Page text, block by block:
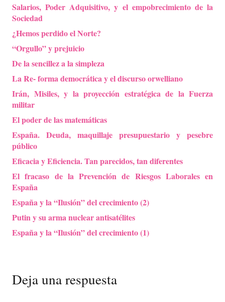
Salarios, Poder Adquisitivo, y el empobrecimiento de la
Sociedad
¿Hemos perdido el Norte?
“Orgullo” y prejuicio
De la sencillez a la simpleza
La Re- forma democrática y el discurso orwelliano
Irán, Misiles, y la proyección estratégica de la Fuerza
militar
El poder de las matemáticas
España. Deuda, maquillaje presupuestario y pesebre
público
Eficacia y Eficiencia. Tan parecidos, tan diferentes
El fracaso de la Prevención de Riesgos Laborales en
España
España y la “Ilusión” del crecimiento (2)
Putin y su arma nuclear antisatélites
España y la “Ilusión” del crecimiento (1)
Deja una respuesta